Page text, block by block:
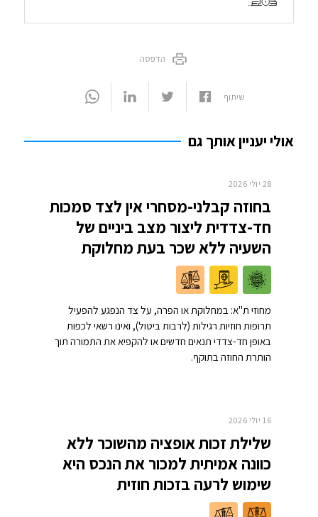
הדפסה
שיתוף
אולי יעניין אותך גם
28 יולי 2026
בחוזה קבלני-מסחרי אין לצד סמכות
חד-צדדית ליצור מצב ביניים של
השעיה ללא שכר בעת מחלוקת
מחוזי ת"א: במחלוקת או הפרה, על צד הנפגע להפעיל
תרופות חוזיות רגילות (לרבות ביטול), ואינו רשאי לכפות
באופן חד-צדדי תנאים חדשים או להקפיא את התמורה תוך
הותרת החוזה בתוקף.
16 יולי 2026
שלילת זכות אופציה מהשוכר ללא
כוונה אמיתית למכור את הנכס היא
שימוש לרעה בזכות חוזית